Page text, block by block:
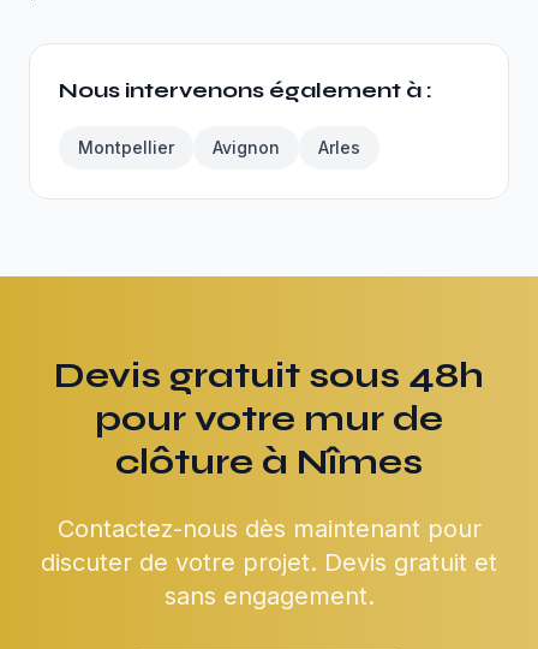
Nous intervenons également à :
Montpellier Avignon Arles
Devis gratuit sous 48h
pour votre mur de
clôture à Nîmes
Contactez-nous dès maintenant pour
discuter de votre projet. Devis gratuit et
sans engagement.